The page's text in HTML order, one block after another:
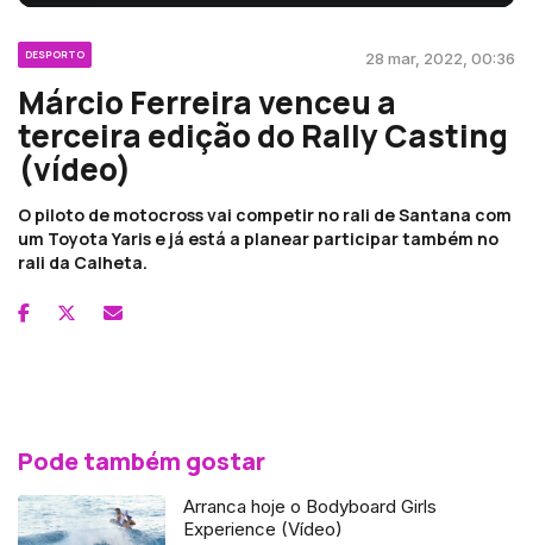
DESPORTO 28 mar, 2022, 00:36
Márcio Ferreira venceu a
terceira edição do Rally Casting
(vídeo)
O piloto de motocross vai competir no rali de Santana com
um Toyota Yaris e já está a planear participar também no
rali da Calheta.
Pode também gostar
Arranca hoje o Bodyboard Girls
Experience (Vídeo)